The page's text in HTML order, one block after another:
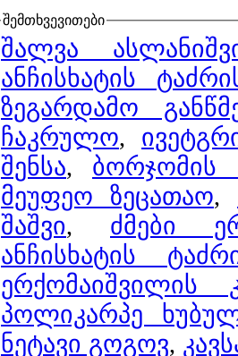
შემთხვევითები
შალვა
ანჩისხატის
ზეგარდამო
ჩაკრულო,
შენსა,
მეუფეო ზეცათაო,
შაშვი, ძმები
ანჩისხატის
პოლიკარპე
ნეტავი გოგოვ,